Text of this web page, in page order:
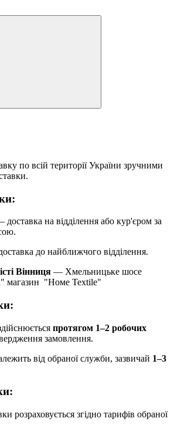
по всій території України зручними
доставка на відділення або кур'єром за
до найближчого відділення.
Вінниця — Хмельницьке шосе
магазин "Номе Теxtile"
протягом 1–2 робочих
замовлення.
від обраної служби, зазвичай 1–3
розраховується згідно тарифів обраної